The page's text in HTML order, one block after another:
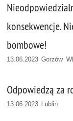
konsekwencje.
bombowe!
13.06.2023 Gorzów
Odpowiedzą za
13.06.2023 Lublin